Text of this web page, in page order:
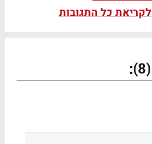
לקריאת כל התגובות
(8)
: